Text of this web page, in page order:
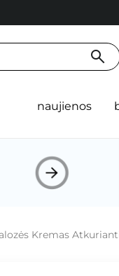
naujienos
Kremas Atkuriantis